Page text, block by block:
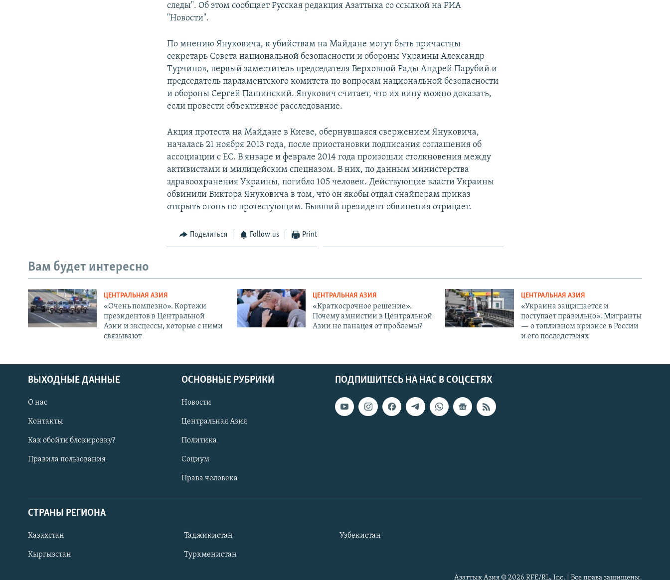
следы". Об этом сообщает Русская редакция Азаттыка со ссылкой на РИА
"Новости".
По мнению Януковича, к убийствам на Майдане могут быть причастны
секретарь Совета национальной безопасности и обороны Украины Александр
Турчинов, первый заместитель председателя Верховной Рады Андрей Парубий и
председатель парламентского комитета по вопросам национальной безопасности
и обороны Сергей Пашинский. Янукович считает, что их вину можно доказать,
если провести объективное расследование.
Акция протеста на Майдане в Киеве, обернувшаяся свержением Януковича,
началась 21 ноября 2013 года, после приостановки подписания соглашения об
ассоциации с ЕС. В январе и феврале 2014 года произошли столкновения между
активистами и милицейским спецназом. В них, по данным министерства
здравоохранения Украины, погибло 105 человек. Действующие власти Украины
обвинили Виктора Януковича в том, что он якобы отдал снайперам приказ
открыть огонь по протестующим. Бывший президент обвинения отрицает.
Поделиться Follow us Print
Вам будет интересно
ЦЕНТРАЛЬНАЯ АЗИЯ
«Очень помпезно». Кортежи
президентов в Центральной
Азии и эксцессы, которые с ними
связывают
ЦЕНТРАЛЬНАЯ АЗИЯ
«Краткосрочное решение».
Почему амнистии в Центральной
Азии не панацея от проблемы?
ЦЕНТРАЛЬНАЯ АЗИЯ
«Украина защищается и
поступает правильно». Мигранты
— о топливном кризисе в России
и его последствиях
ПОДПИШИТЕСЬ НА НАС В СОЦСЕТЯХ
ВЫХОДНЫЕ ДАННЫЕ
О нас
Контакты
Как обойти блокировку?
Правила пользования
ОСНОВНЫЕ РУБРИКИ
Новости
Центральная Азия
Политика
Социум
Права человека
СТРАНЫ РЕГИОНА
Казахстан
Кыргызстан
Таджикистан
Туркменистан
Узбекистан
Азаттык Азия © 2026 RFE/RL, Inc. | Все права защищены.